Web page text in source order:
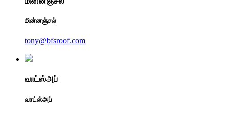
மின்னஞ்சல்
tony@bfsroof.com
வாட்ஸ்அப்
வாட்ஸ்அப்